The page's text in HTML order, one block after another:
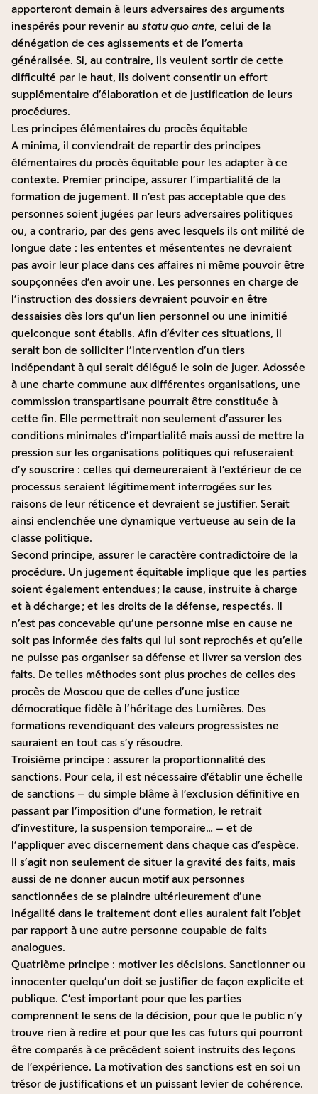
apporteront demain à leurs adversaires des arguments
inespérés pour revenir au statu quo ante, celui de la
dénégation de ces agissements et de l’omerta
généralisée. Si, au contraire, ils veulent sortir de cette
difficulté par le haut, ils doivent consentir un effort
supplémentaire d’élaboration et de justification de leurs
procédures.
Les principes élémentaires du procès équitable
A minima, il conviendrait de repartir des principes
élémentaires du procès équitable pour les adapter à ce
contexte. Premier principe, assurer l’impartialité de la
formation de jugement. Il n’est pas acceptable que des
personnes soient jugées par leurs adversaires politiques
ou, a contrario, par des gens avec lesquels ils ont milité de
longue date : les ententes et mésententes ne devraient
pas avoir leur place dans ces affaires ni même pouvoir être
soupçonnées d’en avoir une. Les personnes en charge de
l’instruction des dossiers devraient pouvoir en être
dessaisies dès lors qu’un lien personnel ou une inimitié
quelconque sont établis. Afin d’éviter ces situations, il
serait bon de solliciter l’intervention d’un tiers
indépendant à qui serait délégué le soin de juger. Adossée
à une charte commune aux différentes organisations, une
commission transpartisane pourrait être constituée à
cette fin. Elle permettrait non seulement d’assurer les
conditions minimales d’impartialité mais aussi de mettre la
pression sur les organisations politiques qui refuseraient
d’y souscrire : celles qui demeureraient à l’extérieur de ce
processus seraient légitimement interrogées sur les
raisons de leur réticence et devraient se justifier. Serait
ainsi enclenchée une dynamique vertueuse au sein de la
classe politique.
Second principe, assurer le caractère contradictoire de la
procédure. Un jugement équitable implique que les parties
soient également entendues ; la cause, instruite à charge
et à décharge ; et les droits de la défense, respectés. Il
n’est pas concevable qu’une personne mise en cause ne
soit pas informée des faits qui lui sont reprochés et qu’elle
ne puisse pas organiser sa défense et livrer sa version des
faits. De telles méthodes sont plus proches de celles des
procès de Moscou que de celles d’une justice
démocratique fidèle à l’héritage des Lumières. Des
formations revendiquant des valeurs progressistes ne
sauraient en tout cas s’y résoudre.
Troisième principe : assurer la proportionnalité des
sanctions. Pour cela, il est nécessaire d’établir une échelle
de sanctions – du simple blâme à l’exclusion définitive en
passant par l’imposition d’une formation, le retrait
d’investiture, la suspension temporaire… – et de
l’appliquer avec discernement dans chaque cas d’espèce.
Il s’agit non seulement de situer la gravité des faits, mais
aussi de ne donner aucun motif aux personnes
sanctionnées de se plaindre ultérieurement d’une
inégalité dans le traitement dont elles auraient fait l’objet
par rapport à une autre personne coupable de faits
analogues.
Quatrième principe : motiver les décisions. Sanctionner ou
innocenter quelqu’un doit se justifier de façon explicite et
publique. C’est important pour que les parties
comprennent le sens de la décision, pour que le public n’y
trouve rien à redire et pour que les cas futurs qui pourront
être comparés à ce précédent soient instruits des leçons
de l’expérience. La motivation des sanctions est en soi un
trésor de justifications et un puissant levier de cohérence.